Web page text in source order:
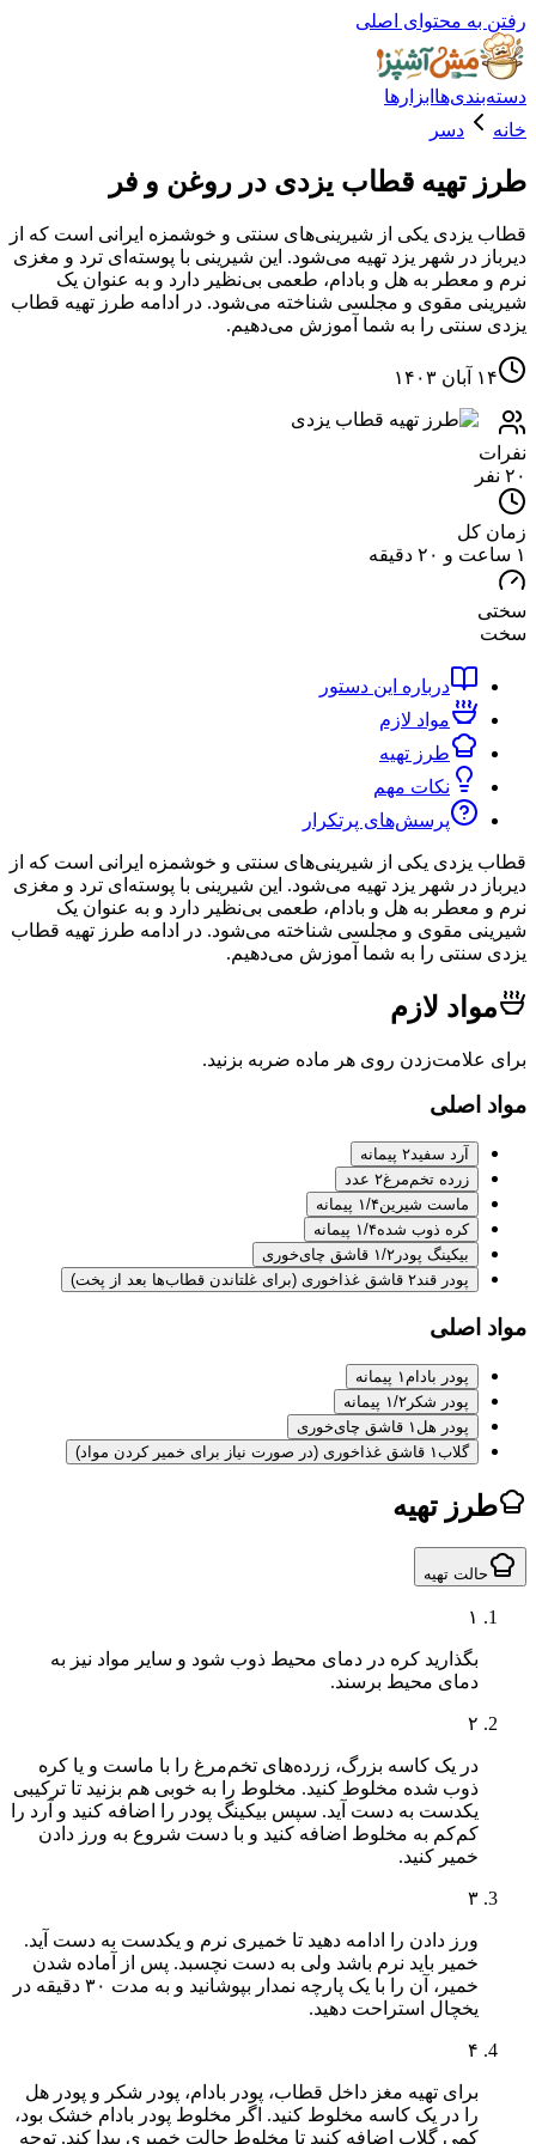
محتوای اصلی
ابزارها
دسر
قطاب یزدی در روغن و فر
یکی از شیرینی‌های سنتی و خوشمزه ایرانی است که از
در شهر یزد تهیه می‌شود. این شیرینی با پوسته‌ای ترد و مغزی
به هل و بادام، طعمی بی‌نظیر دارد و به عنوان یک
مقوی و مجلسی شناخته می‌شود. در ادامه طرز تهیه قطاب
را به شما آموزش می‌دهیم.
درباره این دستور
مواد لازم
طرز تهیه
نکات مهم
پرسش‌های پرتکرار
یکی از شیرینی‌های سنتی و خوشمزه ایرانی است که از
در شهر یزد تهیه می‌شود. این شیرینی با پوسته‌ای ترد و مغزی
به هل و بادام، طعمی بی‌نظیر دارد و به عنوان یک
مقوی و مجلسی شناخته می‌شود. در ادامه طرز تهیه قطاب
را به شما آموزش می‌دهیم.
لازم
روی هر ماده ضربه بزنید.
آرد سفید
۲ پیمانه
زرده تخم‌مرغ ۲ عدد
ماست شیرین۱/۴ پیمانه
کره ذوب شده۱/۴ پیمانه
بیکینگ پودر۱/۲ قاشق چای‌خوری
پودر قند
۲ قاشق غذاخوری (برای غلتاندن قطاب‌ها بعد از پخت)
پودر بادام۱ پیمانه
پودر شکر۱/۲ پیمانه
پودر هل
۱ قاشق چای‌خوری
گلاب۱ قاشق غذاخوری (در صورت نیاز برای خمیر کردن مواد)
تهیه
تهیه
بگذارید کره در دمای محیط ذوب شود و سایر مواد نیز به
دمای محیط برسند.
در یک کاسه بزرگ، زرده‌های تخم‌مرغ را با ماست و یا کره
ذوب شده مخلوط کنید. مخلوط را به خوبی هم بزنید تا ترکیبی
یکدست به دست آید. سپس بیکینگ پودر را اضافه کنید و آرد را
کم‌کم به مخلوط اضافه کنید و با دست شروع به ورز دادن
خمیر کنید.
ورز دادن را ادامه دهید تا خمیری نرم و یکدست به دست آید.
خمیر باید نرم باشد ولی به دست نچسبد. پس از آماده شدن
خمیر، آن را با یک پارچه نمدار بپوشانید و به مدت ۳۰ دقیقه در
یخچال استراحت دهید.
برای تهیه مغز داخل قطاب، پودر بادام، پودر شکر و پودر هل
را در یک کاسه مخلوط کنید. اگر مخلوط پودر بادام خشک بود،
کمی گلاب اضافه کنید تا مخلوط حالت خمیری پیدا کند. توجه